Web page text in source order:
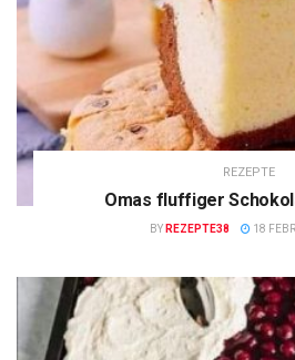
REZEPTE
Omas fluffiger
BY REZEPTE38 18